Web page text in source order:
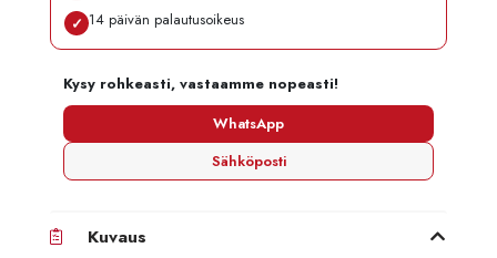
✓ 14 päivän palautusoikeus
Kysy rohkeasti, vastaamme nopeasti!
WhatsApp
Sähköposti
Kuvaus